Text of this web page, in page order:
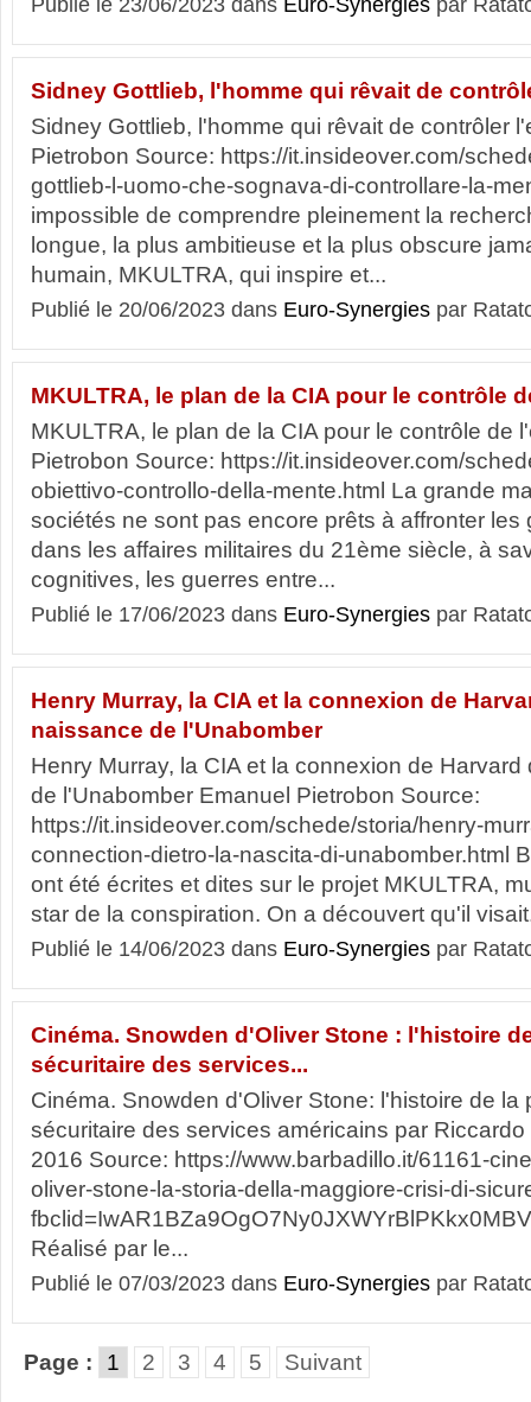
Publié le 23/06/2023 dans Euro-Synergies par
Sidney Gottlieb, l'homme qui rêvait de
Sidney Gottlieb, l'homme qui rêvait de contrôler
Pietrobon Source: https://it.insideover.com/
gottlieb-l-uomo-che-sognava-di-controllare-la-
impossible de comprendre pleinement la
longue, la plus ambitieuse et la plus obscure
humain, MKULTRA, qui inspire et...
Publié le 20/06/2023 dans Euro-Synergies par
MKULTRA, le plan de la CIA pour le contrôle
MKULTRA, le plan de la CIA pour le contrôle de
Pietrobon Source: https://it.insideover.com/
obiettivo-controllo-della-mente.html La grande
sociétés ne sont pas encore prêts à affronter les
dans les affaires militaires du 21ème siècle, à
cognitives, les guerres entre...
Publié le 17/06/2023 dans Euro-Synergies par
Henry Murray, la CIA et la connexion de
naissance de l'Unabomber
Henry Murray, la CIA et la connexion de
de l'Unabomber Emanuel Pietrobon Source:
https://it.insideover.com/schede/storia/henry-
connection-dietro-la-nascita-di-unabomber.html
ont été écrites et dites sur le projet MKULTRA,
star de la conspiration. On a découvert qu'il
Publié le 14/06/2023 dans Euro-Synergies par
Cinéma. Snowden d'Oliver Stone : l'histoire
sécuritaire des services...
Cinéma. Snowden d'Oliver Stone: l'histoire de la
sécuritaire des services américains par
2016 Source: https://www.barbadillo.it/61161-
oliver-stone-la-storia-della-maggiore-crisi-di-
Réalisé par le...
Publié le 07/03/2023 dans Euro-Synergies par
Page : 1 2 3 4 5 Suivant